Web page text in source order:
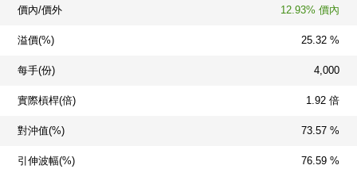
價內/價外 12.93% 價內
溢價(%) 25.32 %
每手(份) 4,000
實際槓桿(倍) 1.92 倍
對沖值(%) 73.57 %
引伸波幅(%) 76.59 %